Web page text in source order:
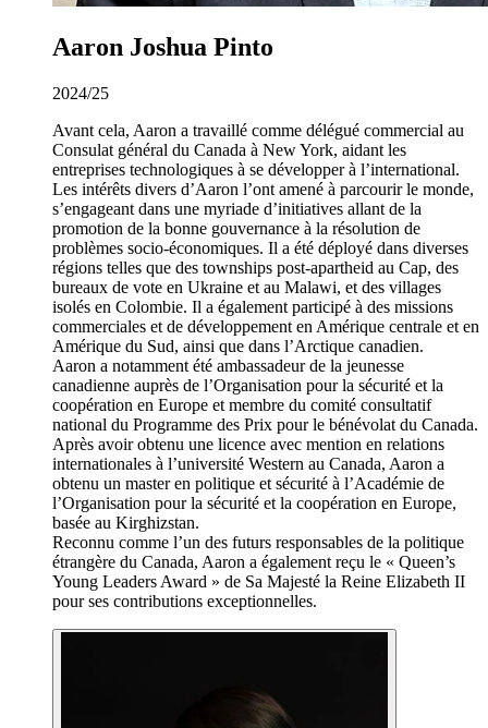
Aaron Joshua Pinto
2024/25
Avant cela, Aaron a travaillé comme délégué commercial au
Consulat général du Canada à New York, aidant les
entreprises technologiques à se développer à l’international.
Les intérêts divers d’Aaron l’ont amené à parcourir le monde,
s’engageant dans une myriade d’initiatives allant de la
promotion de la bonne gouvernance à la résolution de
problèmes socio-économiques. Il a été déployé dans diverses
régions telles que des townships post-apartheid au Cap, des
bureaux de vote en Ukraine et au Malawi, et des villages
isolés en Colombie. Il a également participé à des missions
commerciales et de développement en Amérique centrale et en
Amérique du Sud, ainsi que dans l’Arctique canadien.
Aaron a notamment été ambassadeur de la jeunesse
canadienne auprès de l’Organisation pour la sécurité et la
coopération en Europe et membre du comité consultatif
national du Programme des Prix pour le bénévolat du Canada.
Après avoir obtenu une licence avec mention en relations
internationales à l’université Western au Canada, Aaron a
obtenu un master en politique et sécurité à l’Académie de
l’Organisation pour la sécurité et la coopération en Europe,
basée au Kirghizstan.
Reconnu comme l’un des futurs responsables de la politique
étrangère du Canada, Aaron a également reçu le « Queen’s
Young Leaders Award » de Sa Majesté la Reine Elizabeth II
pour ses contributions exceptionnelles.